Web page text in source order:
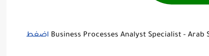
اضغط